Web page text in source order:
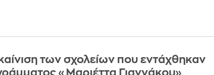
των σχολείων που εντάχθηκαν
«Μαριέττα Γιαννάκου»